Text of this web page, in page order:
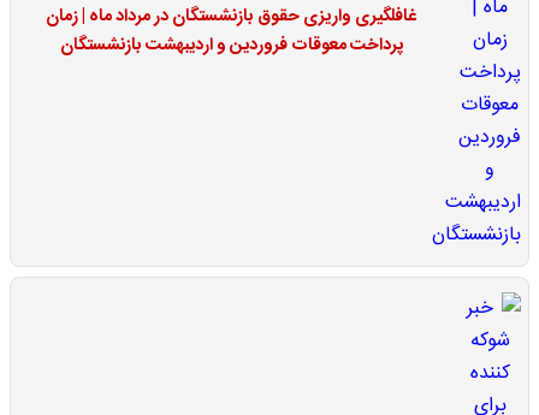
غافلگیری واریزی حقوق بازنشستگان در مرداد ماه | زمان
پرداخت معوقات فروردین و اردیبهشت بازنشستگان